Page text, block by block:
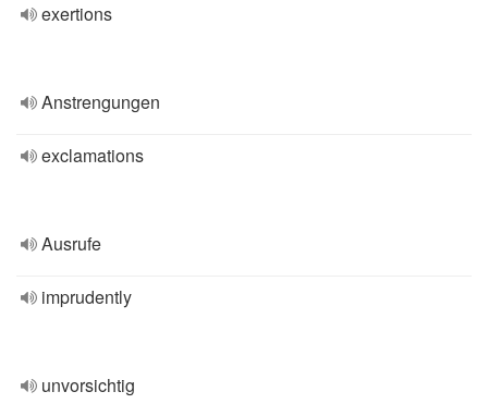
exertions
Anstrengungen
exclamations
Ausrufe
imprudently
unvorsichtig